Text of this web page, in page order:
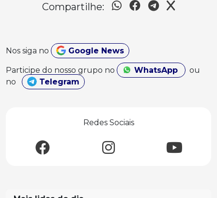
Compartilhe:
Nos siga no Google News
Participe do nosso grupo no WhatsApp
ou
no
Telegram
Redes Sociais